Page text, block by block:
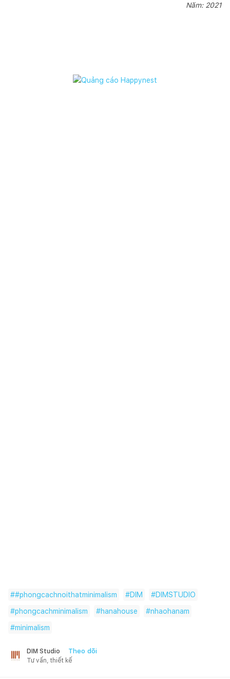
Năm: 2021
##phongcachnoithatminimalism #DIM #DIMSTUDIO
#phongcachminimalism #hanahouse #nhaohanam
#minimalism
DIM Studio Theo dõi
Tư vấn, thiết kế